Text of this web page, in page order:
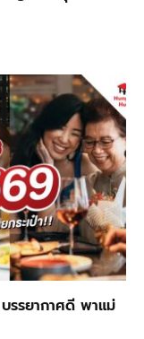
รรยากาศดี พาแม่